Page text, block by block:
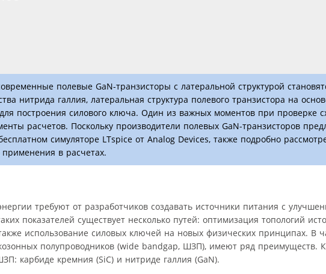
полевые GaN-транзисторы с латеральной структурой
нитрида галлия, латеральная структура полевого транзистора на
построения силового ключа. Один из важных моментов при проверке
расчетов. Поскольку производители полевых GaN-транзисторов
симуляторе LTspice от Analog Devices, также подробно
в расчетах.
требуют от разработчиков создавать источники питания с
показателей существует несколько путей: оптимизация топологий
использование силовых ключей на новых физических принципах. В
полупроводников (wide bandgap, ШЗП), имеют ряд преимуществ.
карбиде кремния (SiC) и нитриде галлия (GaN).